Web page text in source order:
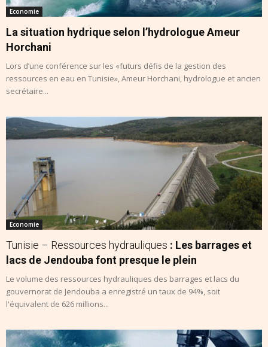
Economie
La situation hydrique selon l’hydrologue Ameur
Horchani
Lors d’une conférence sur les «futurs défis de la gestion des
ressources en eau en Tunisie», Ameur Horchani, hydrologue et ancien
secrétaire...
Economie
Tunisie – Ressources hydrauliques : Les barrages et
lacs de Jendouba font presque le plein
Le volume des ressources hydrauliques des barrages et lacs du
gouvernorat de Jendouba a enregistré un taux de 94%, soit
l'équivalent de 626 millions...